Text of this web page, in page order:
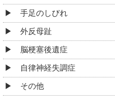
手足のしびれ
外反母趾
脳梗塞後遺症
自律神経失調症
その他